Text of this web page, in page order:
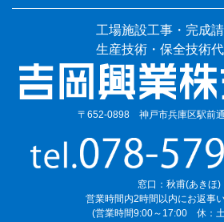
工場施設工事・完成
生産技術・保全技術
〒652-0898 神戸市兵庫区駅前
窓口：秋甫(あきほ)
営業時間内2時間以内にお返事い
(営業時間9:00～17:00 休：